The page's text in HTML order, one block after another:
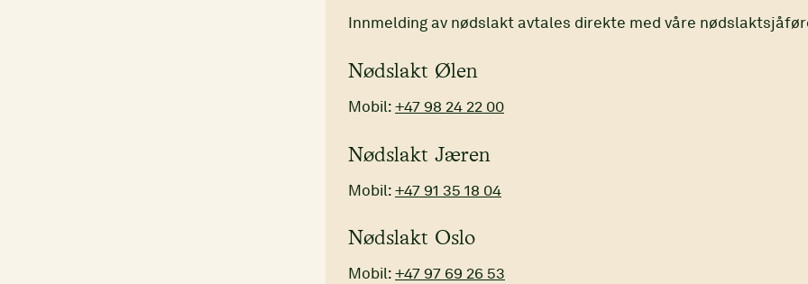
Innmelding av nødslakt avtales direkte med våre
Nødslakt Ølen
Mobil: +47 98 24 22 00
Nødslakt Jæren
Mobil: +47 91 35 18 04
Nødslakt Oslo
Mobil: +47 97 69 26 53